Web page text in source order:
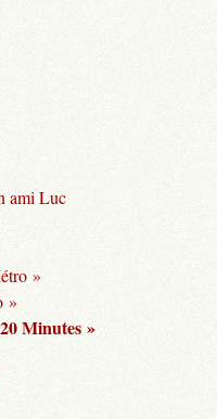
ami Luc
»
»
Minutes »